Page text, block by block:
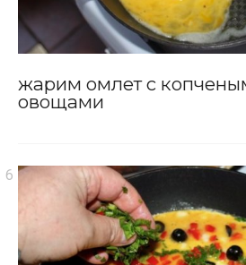
жарим омлет с
овощами